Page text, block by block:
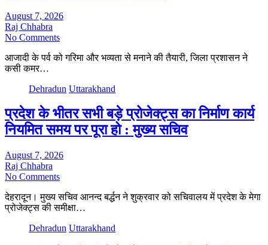
August 7, 2026
Raj Chhabra
No Comments
आजादी के पर्व को गरिमा और भव्यता से मनाने की तैयारी, जिला प्रशासन ने
कसी कमर…
Dehradun Uttarakhand
प्रदेश के भीतर सभी बड़े प्रोजेक्ट्स का निर्माण कार्य
नियमित समय पर पूरा हो : मुख्य सचिव
August 7, 2026
Raj Chhabra
No Comments
देहरादून। मुख्य सचिव आनन्द बर्द्धन ने शुक्रवार को सचिवालय में प्रदेश के मेगा
प्रोजेक्ट्स की समीक्षा…
Dehradun Uttarakhand